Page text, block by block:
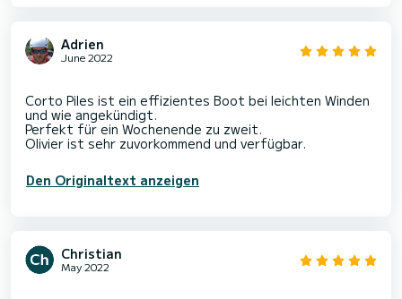
Adrien
June 2022
Corto Piles ist ein effizientes Boot bei leichten Winden
und wie angekündigt.
Perfekt für ein Wochenende zu zweit.
Den Originaltext anzeigen
Christian
May 2022